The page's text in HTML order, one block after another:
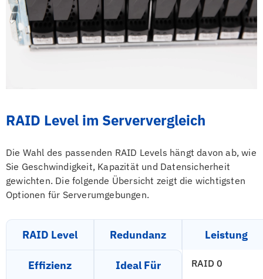
RAID Level im Serververgleich
Die Wahl des passenden RAID Levels hängt davon ab, wie
Sie Geschwindigkeit, Kapazität und Datensicherheit
gewichten. Die folgende Übersicht zeigt die wichtigsten
Optionen für Serverumgebungen.
RAID Level Redundanz Leistung
Effizienz Ideal Für RAID 0